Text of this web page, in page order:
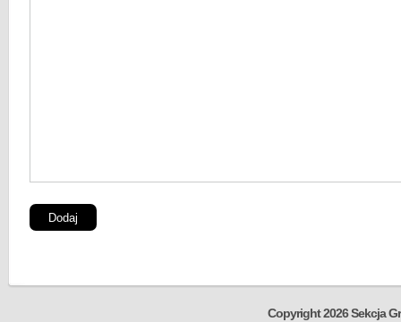
Copyright 2026 Sekcja